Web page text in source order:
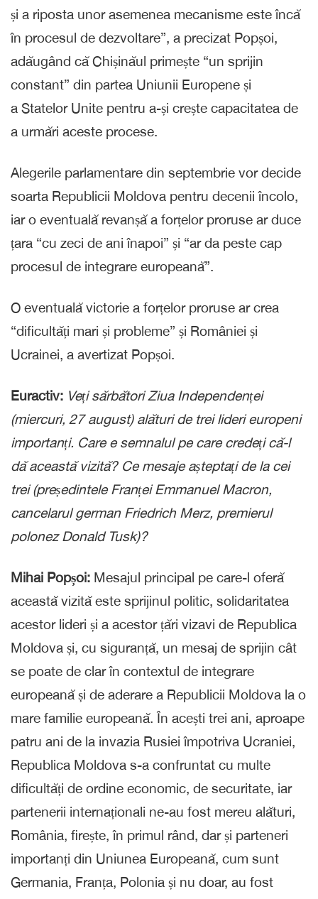
și a riposta unor asemenea mecanisme este încă
în procesul de dezvoltare”, a precizat Popșoi,
adăugând că Chișinăul primește “un sprijin
constant” din partea Uniunii Europene și
a Statelor Unite pentru a-și crește capacitatea de
a urmări aceste procese.
Alegerile parlamentare din septembrie vor decide
soarta Republicii Moldova pentru decenii încolo,
iar o eventuală revanșă a forțelor proruse ar duce
țara “cu zeci de ani înapoi” și “ar da peste cap
procesul de integrare europeană”.
O eventuală victorie a forțelor proruse ar crea
“dificultăți mari și probleme” și României și
Ucrainei, a avertizat Popșoi.
Euractiv: Veți sărbători Ziua Independenței
(miercuri, 27 august) alături de trei lideri europeni
importanți. Care e semnalul pe care credeți că-l
dă această vizită? Ce mesaje așteptați de la cei
trei (președintele Franței Emmanuel Macron,
cancelarul german Friedrich Merz, premierul
polonez Donald Tusk)?
Mihai Popșoi: Mesajul principal pe care-l oferă
această vizită este sprijinul politic, solidaritatea
acestor lideri și a acestor țări vizavi de Republica
Moldova și, cu siguranță, un mesaj de sprijin cât
se poate de clar în contextul de integrare
europeană și de aderare a Republicii Moldova la o
mare familie europeană. În acești trei ani, aproape
patru ani de la invazia Rusiei împotriva Ucraniei,
Republica Moldova s-a confruntat cu multe
dificultăți de ordine economic, de securitate, iar
partenerii internaționali ne-au fost mereu alături,
România, firește, în primul rând, dar și parteneri
importanți din Uniunea Europeană, cum sunt
Germania, Franța, Polonia și nu doar, au fost